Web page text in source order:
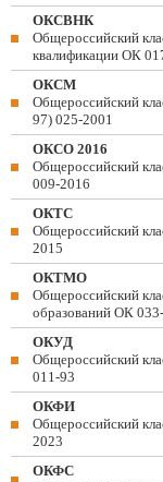
ОКСВНК
Общероссийский
квалификации ОК
ОКСМ
Общероссийский
97) 025-2001
ОКСО 2016
Общероссийский
009-2016
ОКТС
Общероссийский
2015
ОКТМО
Общероссийский
образований ОК
ОКУД
Общероссийский
011-93
ОКФИ
Общероссийский
2023
ОКФС